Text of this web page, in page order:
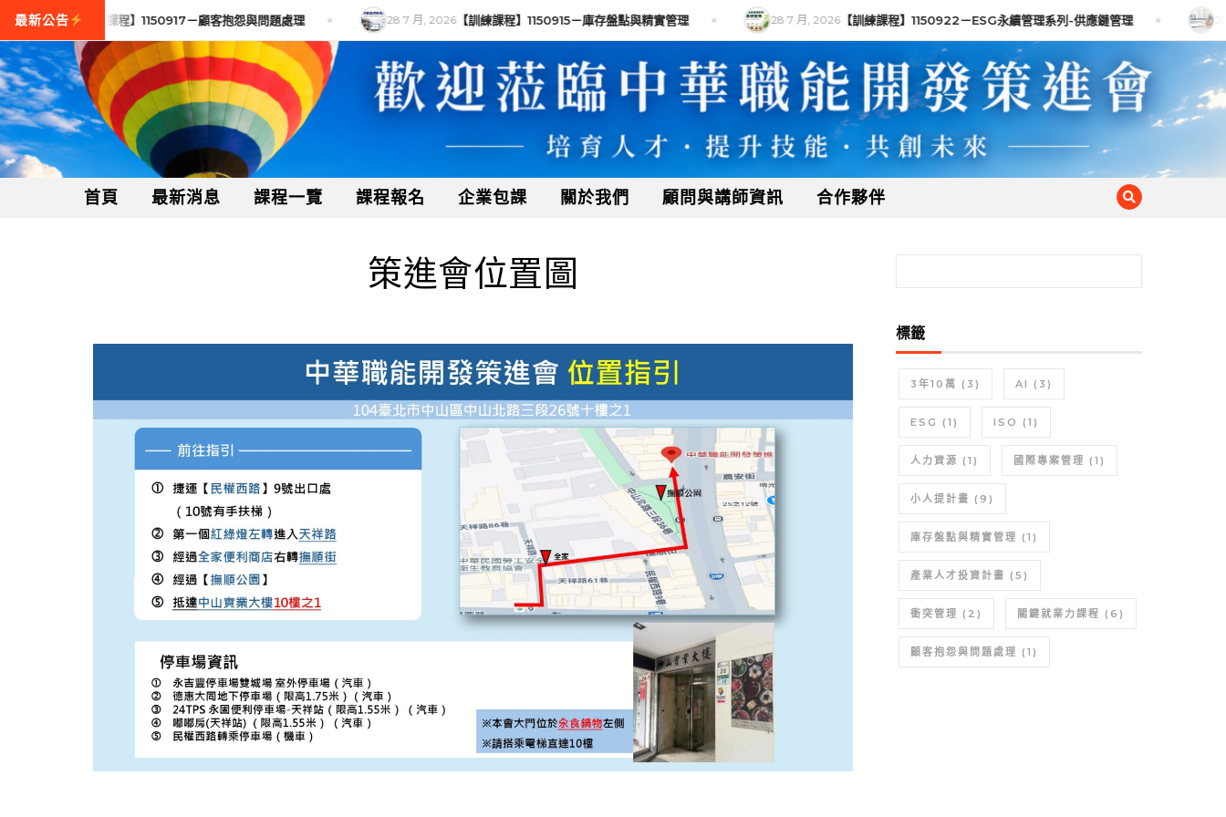
7 月, 2026【訓練課程】1150917－顧客抱怨與問題處理 28 7 月, 2026【訓練課程】1150915－庫存盤點與精實管理 28 7 月, 2026【訓練課程】1150922－ESG永續管理系列-供應鏈管理 28
首頁 最新消息 課程一覽 課程報名 企業包課 關於我們 顧問與講師資訊 合作夥伴
策進會位置圖
標籤
3年10萬 (3) AI (3)
ESG (1) ISO (1)
人力資源 (1) 國際專案管理 (1)
小人提計畫 (9)
庫存盤點與精實管理 (1)
產業人才投資計畫 (5)
衝突管理 (2) 關鍵就業力課程 (6)
顧客抱怨與問題處理 (1)